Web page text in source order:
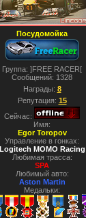
Посудомойка
Группа: ]FREE RACER[
Сообщений: 1328
Награды: 8
Репутация: 15
Сейчас:
Имя:
Egor Toropov
Управление в гонках:
Logitech MOMO Racing
Любимая трасса:
SPA
Любимый авто:
Aston Martin
Медальки: